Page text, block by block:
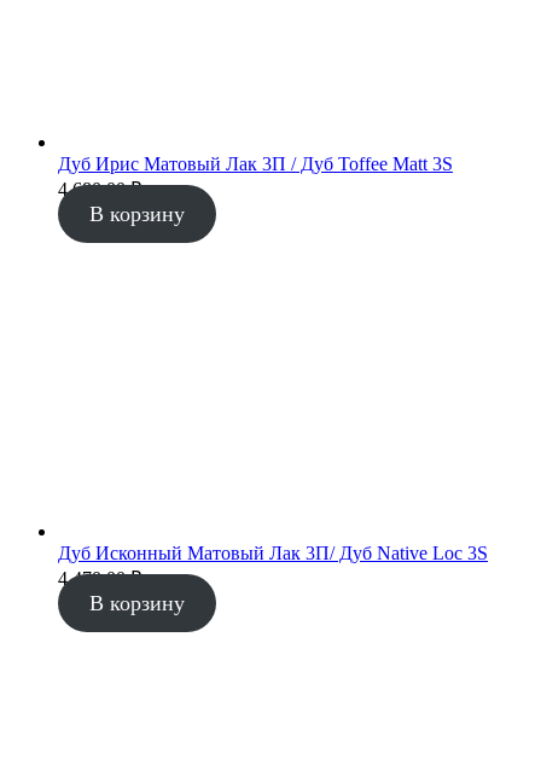
Дуб Ирис Матовый Лак 3П / Дуб Toffee Matt 3S
4 680.00₽
В корзину
Дуб Исконный Матовый Лак 3П/ Дуб Native Loc 3S
4 470.00₽
В корзину